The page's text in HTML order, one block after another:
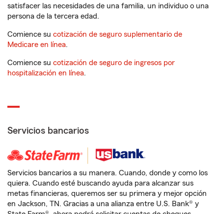
satisfacer las necesidades de una familia, un individuo o una
persona de la tercera edad.
Comience su cotización de seguro suplementario de
Medicare en línea.
Comience su cotización de seguro de ingresos por
hospitalización en línea.
Servicios bancarios
Servicios bancarios a su manera. Cuando, donde y como los
quiera. Cuando esté buscando ayuda para alcanzar sus
metas financieras, queremos ser su primera y mejor opción
en Jackson, TN. Gracias a una alianza entre U.S. Bank® y